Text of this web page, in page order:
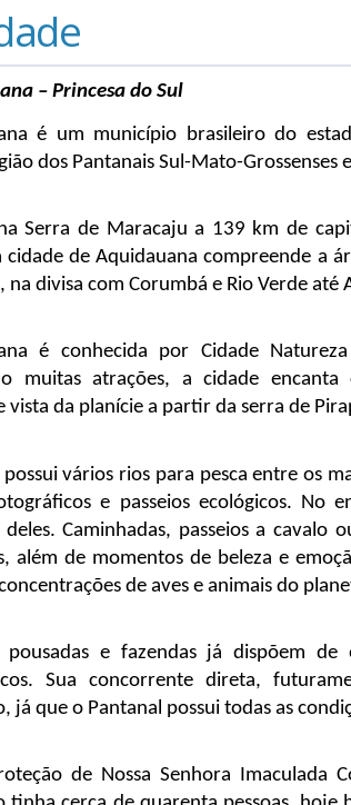
– Princesa do Sul
é um município brasileiro do
dos Pantanais Sul-Mato-
Serra de Maracaju a 139 km de
cidade de Aquidauana compreende a
na divisa com Corumbá e Rio Verde até
é conhecida por Cidade
muitas atrações, a cidade
vista da planície a partir da serra de
vários rios para pesca entre os
e passeios ecológicos.
Caminhadas, passeios a cavalo
além de momentos de beleza e
de aves e animais do
pousadas e fazendas já dispõem de
Sua concorrente direta,
já que o Pantanal possui todas as
de Nossa Senhora Imaculada